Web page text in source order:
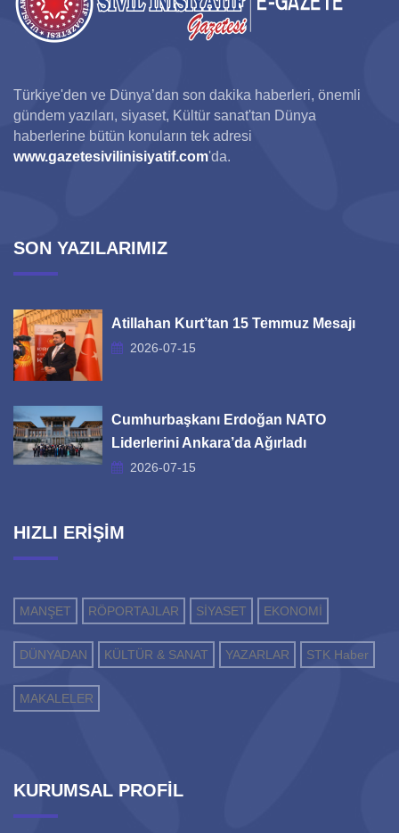
Türkiye'den ve Dünya’dan son dakika haberleri, önemli
gündem yazıları, siyaset, Kültür sanat'tan Dünya
haberlerine bütün konuların tek adresi
www.gazetesivilinisiyatif.com'da.
SON YAZILARIMIZ
Atillahan Kurt’tan 15 Temmuz Mesajı
2026-07-15
Cumhurbaşkanı Erdoğan NATO
Liderlerini Ankara’da Ağırladı
2026-07-15
HIZLI ERİŞİM
MANŞET RÖPORTAJLAR SİYASET EKONOMİ
DÜNYADAN KÜLTÜR & SANAT YAZARLAR STK Haber
MAKALELER
KURUMSAL PROFİL